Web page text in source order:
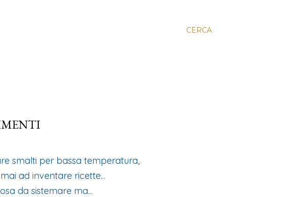
CERCA
smalti per bassa temperatura,
ad inventare ricette...
da sistemare ma...